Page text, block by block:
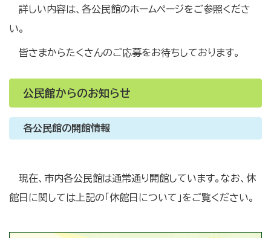
詳しい内容は、各公民館のホームページをご参照くださ
い。
皆さまからたくさんのご応募をお待ちしております。
公民館からのお知らせ
各公民館の開館情報
現在、市内各公民館は通常通り開館しています。なお、休
館日に関しては上記の「休館日について」をご覧ください。